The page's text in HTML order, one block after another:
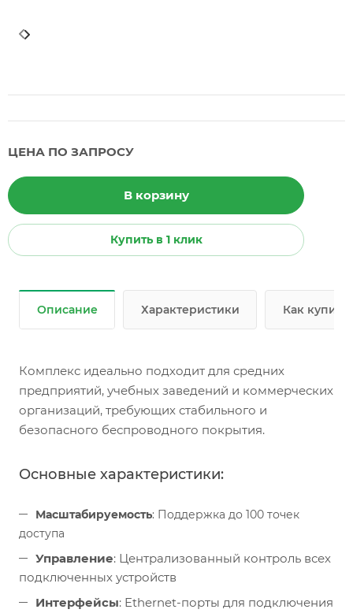
ЦЕНА ПО ЗАПРОСУ
В корзину
Купить в 1 клик
Описание Характеристики Как купить
Комплекс идеально подходит для средних
предприятий, учебных заведений и коммерческих
организаций, требующих стабильного и
безопасного беспроводного покрытия.
Основные характеристики:
Масштабируемость: Поддержка до 100 точек
доступа
Управление: Централизованный контроль всех
подключенных устройств
Интерфейсы: Ethernet-порты для подключения